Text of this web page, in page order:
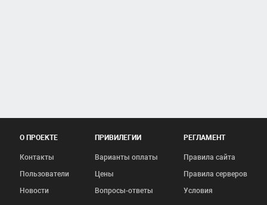
О ПРОЕКТЕ
Контакты
Пользователи
Новости
ПРИВИЛЕГИИ
Варианты оплаты
Цены
Вопросы-ответы
РЕГЛАМЕНТ
Правила сайта
Правила серверов
Условия